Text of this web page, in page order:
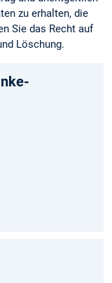
zu erhalten, die
Sie das Recht auf
Löschung.